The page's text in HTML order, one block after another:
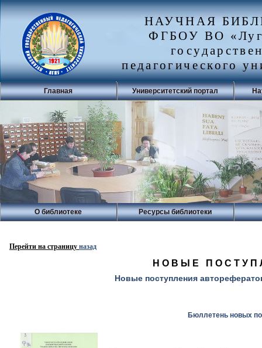
НАУЧНАЯ
ФГБОУ ВО
педагогического
Главная Университетский портал
О библиотеке Ресурсы библиотеки
Перейти на страницу назад
НОВЫЕ
Новые поступления
Бюллетень новых